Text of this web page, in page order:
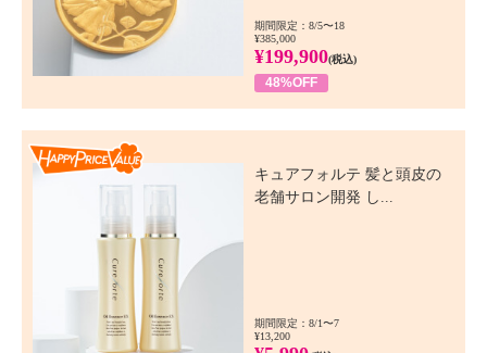
期間限定：8/5〜18
¥385,000
¥199,900(税込)
48%OFF
キュアフォルテ 髪と頭皮の
老舗サロン開発 し...
期間限定：8/1〜7
¥13,200